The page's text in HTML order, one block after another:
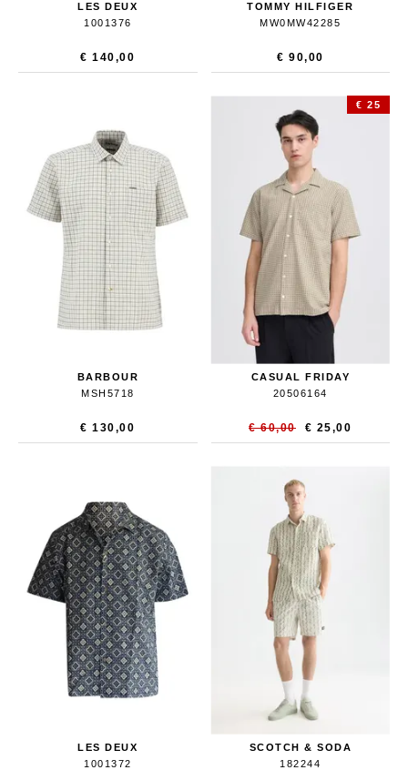
LES DEUX
1001376
€ 140,00
TOMMY HILFIGER
MW0MW42285
€ 90,00
BARBOUR
MSH5718
€ 130,00
€ 25
CASUAL FRIDAY
20506164
€ 25,00
€ 60,00
LES DEUX
1001372
SCOTCH & SODA
182244